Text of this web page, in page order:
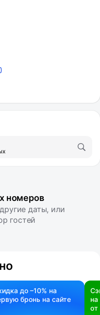
номеров
даты, или
гостей
до –10% на
бронь на сайте
на